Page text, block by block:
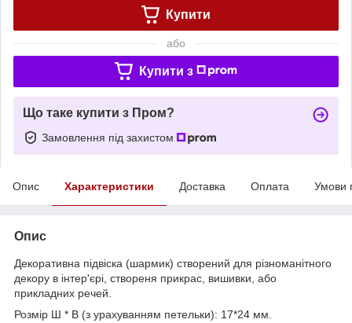
Купити
або
Купити з
Що таке купити з Пром?
Замовлення під захистом
Опис Характеристики Доставка Оплата Умови
Опис
Декоративна підвіска (шармик) створений для різноманітного
декору в інтер'єрі, створеня прикрас, вишивки, або
прикладних речей.
Розмір Ш * В (з урахуванням петельки): 17*24 мм.